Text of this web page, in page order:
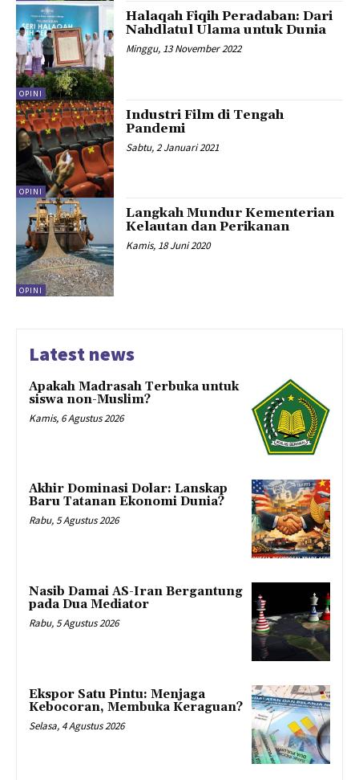
OPINI
Halaqah Fiqih Peradaban: Dari
Nahdlatul Ulama untuk Dunia
Minggu, 13 November 2022
OPINI
Industri Film di Tengah
Pandemi
Sabtu, 2 Januari 2021
OPINI
Langkah Mundur Kementerian
Kelautan dan Perikanan
Kamis, 18 Juni 2020
Latest news
Apakah Madrasah Terbuka untuk
siswa non-Muslim?
Kamis, 6 Agustus 2026
Akhir Dominasi Dolar: Lanskap
Baru Tatanan Ekonomi Dunia?
Rabu, 5 Agustus 2026
Nasib Damai AS-Iran Bergantung
pada Dua Mediator
Rabu, 5 Agustus 2026
Ekspor Satu Pintu: Menjaga
Kebocoran, Membuka Keraguan?
Selasa, 4 Agustus 2026